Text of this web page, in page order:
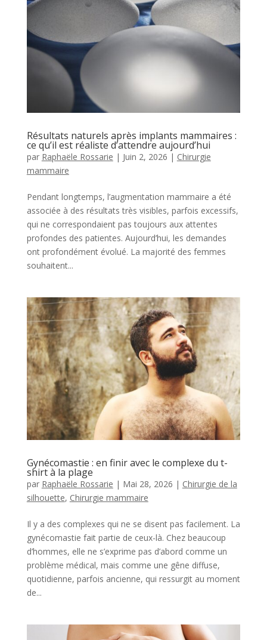
Résultats naturels après implants mammaires :
ce qu’il est réaliste d’attendre aujourd’hui
par Raphaële Rossarie | Juin 2, 2026 | Chirurgie
mammaire
Pendant longtemps, l’augmentation mammaire a été
associée à des résultats très visibles, parfois excessifs,
qui ne correspondaient pas toujours aux attentes
profondes des patientes. Aujourd’hui, les demandes
ont profondément évolué. La majorité des femmes
souhaitent...
Gynécomastie : en finir avec le complexe du t-
shirt à la plage
par Raphaële Rossarie | Mai 28, 2026 | Chirurgie de la
silhouette, Chirurgie mammaire
Il y a des complexes qui ne se disent pas facilement. La
gynécomastie fait partie de ceux-là. Chez beaucoup
d’hommes, elle ne s’exprime pas d’abord comme un
problème médical, mais comme une gêne diffuse,
quotidienne, parfois ancienne, qui ressurgit au moment
de...